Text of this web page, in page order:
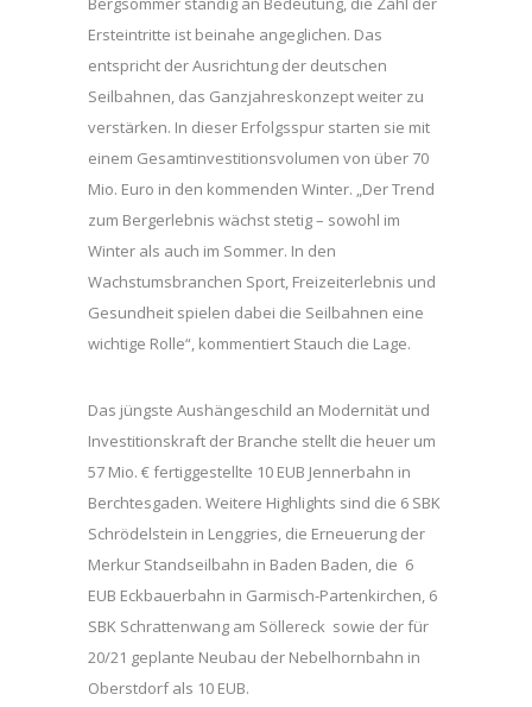
Ersteintritte ist beinahe angeglichen. Das
entspricht der Ausrichtung der deutschen
Seilbahnen, das Ganzjahreskonzept weiter zu
verstärken. In dieser Erfolgsspur starten sie mit
einem Gesamtinvestitionsvolumen von über 70
Mio. Euro in den kommenden Winter. „Der Trend
zum Bergerlebnis wächst stetig – sowohl im
Winter als auch im Sommer. In den
Wachstumsbranchen Sport, Freizeiterlebnis und
Gesundheit spielen dabei die Seilbahnen eine
wichtige Rolle“, kommentiert Stauch die Lage.
Das jüngste Aushängeschild an Modernität und
Investitionskraft der Branche stellt die heuer um
57 Mio. € fertiggestellte 10 EUB Jennerbahn in
Berchtesgaden. Weitere Highlights sind die 6 SBK
Schrödelstein in Lenggries, die Erneuerung der
Merkur Standseilbahn in Baden Baden, die 6
EUB Eckbauerbahn in Garmisch-Partenkirchen, 6
SBK Schrattenwang am Söllereck sowie der für
20/21 geplante Neubau der Nebelhornbahn in
Oberstdorf als 10 EUB.